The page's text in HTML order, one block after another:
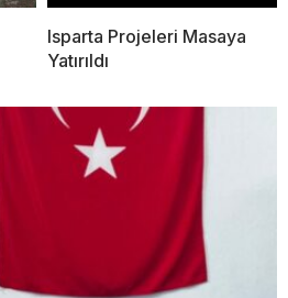
Isparta Projeleri Masaya
Yatırıldı